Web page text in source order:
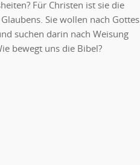
Für Christen ist sie die
Sie wollen nach Gottes
suchen darin nach Weisung
bewegt uns die Bibel?